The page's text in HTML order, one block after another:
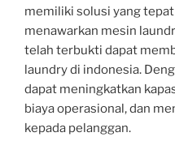
memiliki solusi yang
menawarkan mesin
telah terbukti dapat
laundry di indonesia.
dapat meningkatkan
biaya operasional, dan
kepada pelanggan.